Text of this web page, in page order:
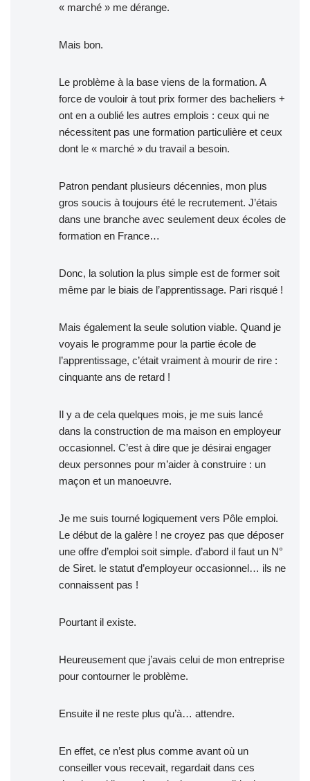
« marché » me dérange.
Mais bon.
Le problème à la base viens de la formation. A
force de vouloir à tout prix former des bacheliers +
ont en a oublié les autres emplois : ceux qui ne
nécessitent pas une formation particulière et ceux
dont le « marché » du travail a besoin.
Patron pendant plusieurs décennies, mon plus
gros soucis à toujours été le recrutement. J’étais
dans une branche avec seulement deux écoles de
formation en France…
Donc, la solution la plus simple est de former soit
même par le biais de l’apprentissage. Pari risqué !
Mais également la seule solution viable. Quand je
voyais le programme pour la partie école de
l’apprentissage, c’était vraiment à mourir de rire :
cinquante ans de retard !
Il y a de cela quelques mois, je me suis lancé
dans la construction de ma maison en employeur
occasionnel. C’est à dire que je désirai engager
deux personnes pour m’aider à construire : un
maçon et un manoeuvre.
Je me suis tourné logiquement vers Pôle emploi.
Le début de la galère ! ne croyez pas que déposer
une offre d’emploi soit simple. d’abord il faut un N°
de Siret. le statut d’employeur occasionnel… ils ne
connaissent pas !
Pourtant il existe.
Heureusement que j’avais celui de mon entreprise
pour contourner le problème.
Ensuite il ne reste plus qu’à… attendre.
En effet, ce n’est plus comme avant où un
conseiller vous recevait, regardait dans ces